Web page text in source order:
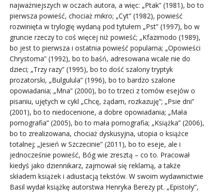
najważniejszych w oczach autora, a więc: „Ptak” (1981), bo to
pierwsza powieść, chociaż mikro; „Cyt” (1982), powieść
rozwinięta w trylogię wydaną pod tytułem „Pst” (1997), bo w
gruncie rzeczy to coś więcej niż powieść; „Kfazimodo (1989),
bo jest to pierwsza i ostatnia powieść popularna; „Opowieści
Chrystoma” (1992), bo to baśń, adresowana wcale nie do
dzieci; „Trzy razy” (1995), bo to dość szalony tryptyk
prozatorski, „Bulgulula” (1996), bo to bardzo szalone
opowiadania; „Mna” (2000), bo to trzeci z tomów esejów o
pisaniu, ujętych w cykl „Chcę, żądam, rozkazuję”; „Psie dni”
(2001), bo to niedocenione, a dobre opowiadania; „Mała
pornografia” (2005), bo to mała pornografia; „Książka” (2006),
bo to zrealizowana, chociaż dyskusyjna, utopia o książce
totalnej; „Jesień w Szczecinie” (2011), bo to eseje, ale i
jednocześnie powieść, Bóg wie zresztą – co to. Pracował
kiedyś jako dziennikarz, zajmował się reklamą, a także
składem książek i adiustacją tekstów. W swoim wydawnictwie
Basil wydał książkę autorstwa Henryka Berezy pt. „Epistoły”,